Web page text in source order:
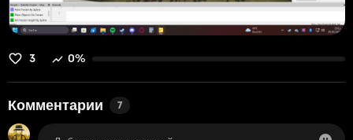
3 0%
Комментарии 7